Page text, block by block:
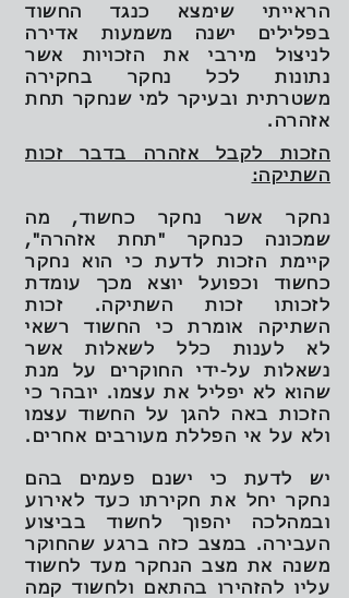
הראייתי שימצא כנגד החשוד
בפלילים ישנה משמעות אדירה
לניצול מירבי את הזכויות אשר
נתונות לכל נחקר בחקירה
משטרתית ובעיקר למי שנחקר תחת
אזהרה.
הזכות לקבל אזהרה בדבר זכות
השתיקה:
נחקר אשר נחקר כחשוד, מה
שמכונה כנחקר "תחת אזהרה",
קיימת הזכות לדעת כי הוא נחקר
כחשוד וכפועל יוצא מכך עומדת
לזכותו זכות השתיקה. זכות
השתיקה אומרת כי החשוד רשאי
לא לענות כלל לשאלות אשר
נשאלות על-ידי החוקרים על מנת
שהוא לא יפליל את עצמו. יובהר כי
הזכות באה להגן על החשוד עצמו
ולא על אי הפללת מעורבים אחרים.
יש לדעת כי ישנם פעמים בהם
נחקר יחל את חקירתו כעד לאירוע
ובמהלכה יהפוך לחשוד בביצוע
העבירה. במצב כזה ברגע שהחוקר
משנה את מצב הנחקר מעד לחשוד
עליו להזהירו בהתאם ולחשוד קמה